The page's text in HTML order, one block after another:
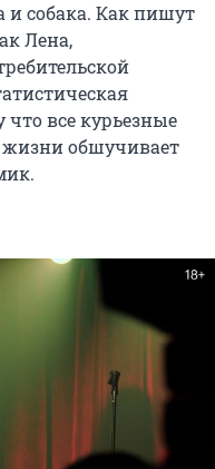
и собака. Как пишут
Лена,
все курьезные
жизни обшучивает